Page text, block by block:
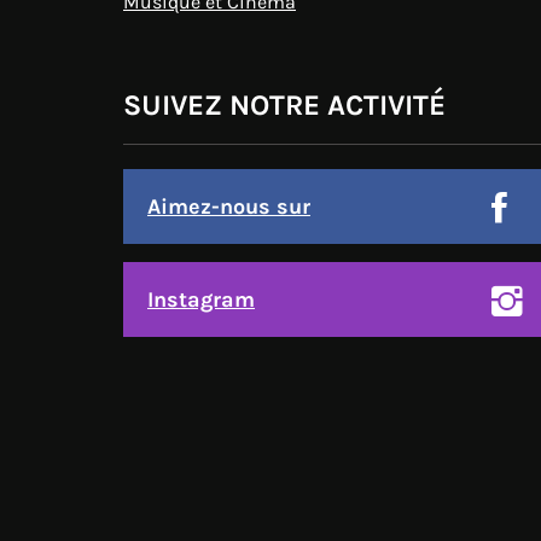
SUIVEZ NOTRE ACTIVITÉ
Aimez-nous sur
Instagram